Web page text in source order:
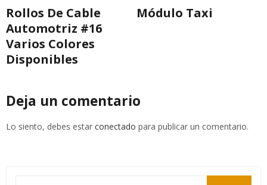
Rollos De Cable
Automotriz #16
Varios Colores
Disponibles
Módulo Taxi
Deja un comentario
Lo siento, debes estar conectado para publicar un comentario.